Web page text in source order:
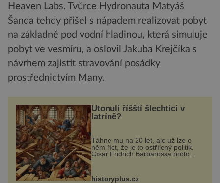
Heaven Labs. Tvůrce Hydronauta Matyáš
Šanda tehdy přišel s nápadem realizovat pobyt
na základně pod vodní hladinou, která simuluje
pobyt ve vesmíru, a oslovil Jakuba Krejčíka s
návrhem zajistit stravování posádky
prostřednictvím Many.
Utonuli říšští šlechtici v
latríně?
Táhne mu na 20 let, ale už lze o
něm říct, že je to ostřílený politik.
Císař Fridrich Barbarossa proto
posílá svého syna a dědice
Jindřicha VI. do Erfurtu, aby se stal
prostředníkem při řešení sporu m...
historyplus.cz